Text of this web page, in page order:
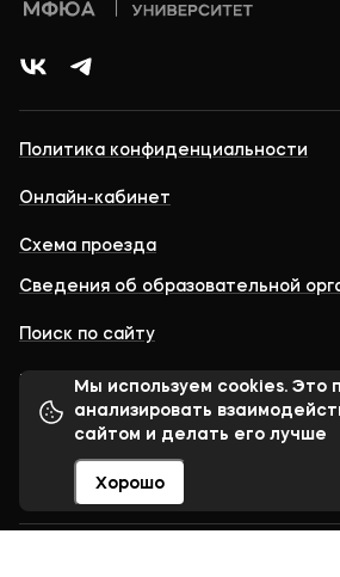
Политика конфиденциальности
Онлайн-кабинет
Схема проезда
Сведения об образовательной
Поиск по сайту
Телефон доверия+7 (499) 979-00-
© 1998–2023 Московский
университет МФЮА
Мы используем cookies. Это
анализировать
сайтом и делать его лучше
Хорошо